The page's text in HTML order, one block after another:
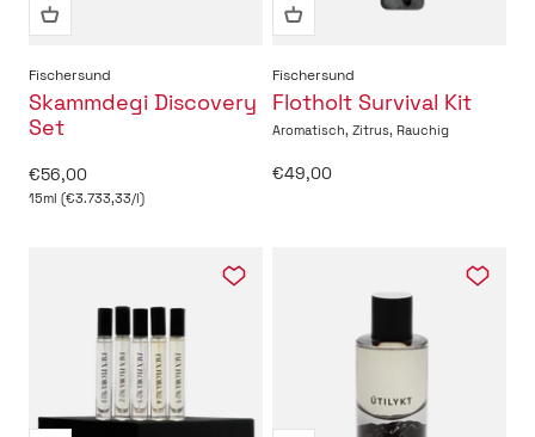
Fischersund
Skammdegi Discovery
Set
Angebot
€56,00
15ml (€3.733,33/l)
Fischersund
Flotholt Survival Kit
Aromatisch, Zitrus, Rauchig
Angebot
€49,00